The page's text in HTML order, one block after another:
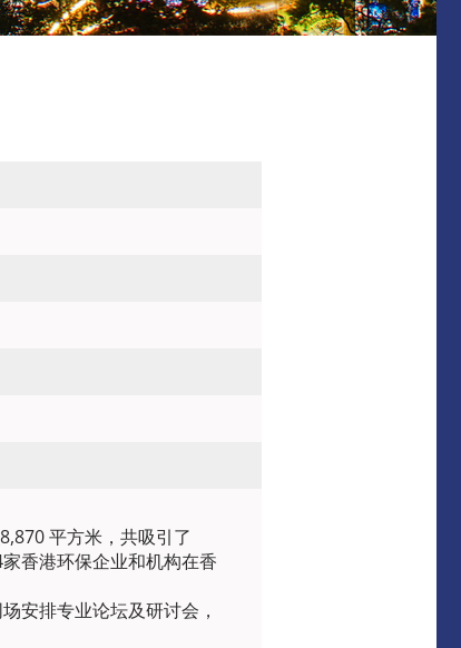
平方米，共吸引了
香港环保企业和机构在香
安排专业论坛及研讨会，